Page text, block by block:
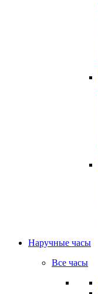
Наручные часы
Все часы